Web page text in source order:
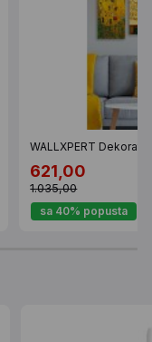
WALLXPERT
621,00
1.035,00
sa 40% popusta